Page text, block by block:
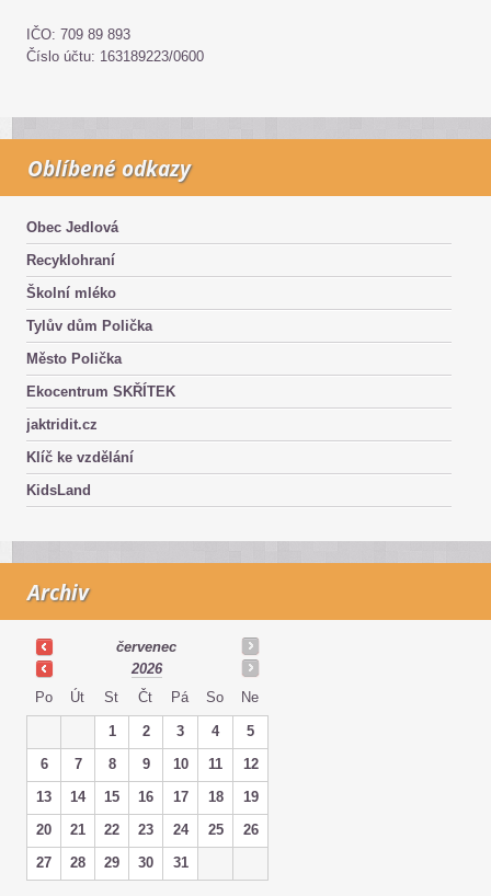
IČO: 709 89 893
Číslo účtu: 163189223/0600
Oblíbené odkazy
Obec Jedlová
Recyklohraní
Školní mléko
Tylův dům Polička
Město Polička
Ekocentrum SKŘÍTEK
jaktridit.cz
Klíč ke vzdělání
KidsLand
Archiv
červenec
2026
Po
Út St Čt Pá So Ne
1 2 3 4
5
6
7 8 9 10 11
12
13
14 15 16 17 18
19
20
21 22 23 24 25
26
27
28 29 30 31